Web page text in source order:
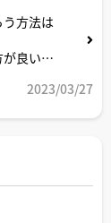
方法は
良いと
2023/03/27